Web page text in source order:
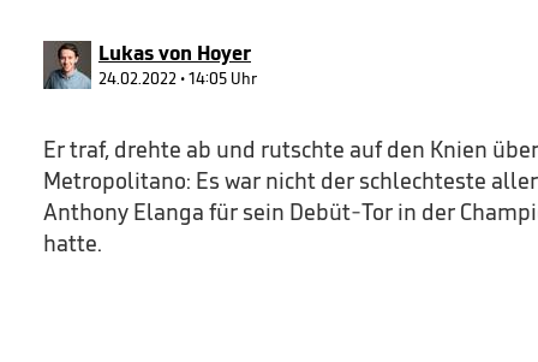
Lukas von Hoyer
24.02.2022 • 14:05 Uhr
Er traf, drehte ab und rutschte auf den Knien
Metropolitano: Es war nicht der schlechteste
Anthony Elanga für sein Debüt-Tor in der
hatte.